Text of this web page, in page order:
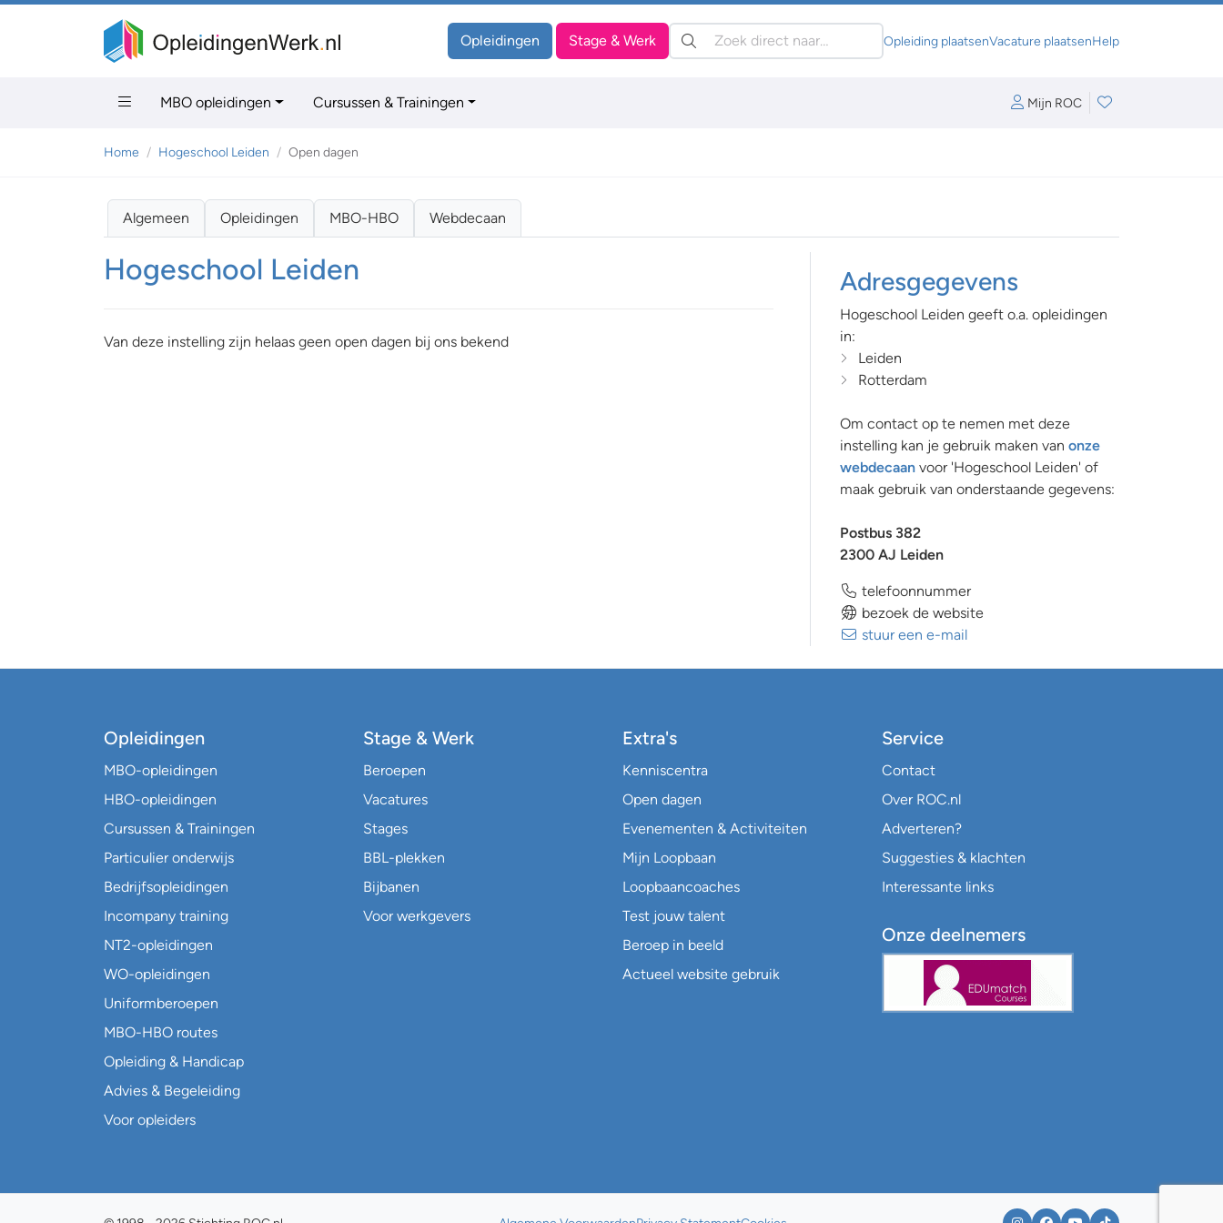
Opleidingen Stage & Werk Zoeken: Opleiding plaatsenVacature plaatsenHelp
MBO opleidingen Cursussen & Trainingen Mijn ROC
Home Hogeschool Leiden Open dagen
Algemeen Opleidingen MBO-HBO Webdecaan
Hogeschool Leiden
Van deze instelling zijn helaas geen open dagen bij ons bekend
Adresgegevens
Hogeschool Leiden geeft o.a. opleidingen
in:
Leiden
Rotterdam
Om contact op te nemen met deze
instelling kan je gebruik maken van onze
webdecaan voor 'Hogeschool Leiden' of
maak gebruik van onderstaande gegevens:
Postbus 382
2300 AJ Leiden
telefoonnummer
bezoek de website
stuur een e-mail
Opleidingen
MBO-opleidingen
HBO-opleidingen
Cursussen & Trainingen
Particulier onderwijs
Bedrijfsopleidingen
Incompany training
NT2-opleidingen
WO-opleidingen
Uniformberoepen
MBO-HBO routes
Opleiding & Handicap
Advies & Begeleiding
Voor opleiders
Stage & Werk
Beroepen
Vacatures
Stages
BBL-plekken
Bijbanen
Voor werkgevers
Extra's
Kenniscentra
Open dagen
Evenementen & Activiteiten
Mijn Loopbaan
Loopbaancoaches
Test jouw talent
Beroep in beeld
Actueel website gebruik
Service
Contact
Over ROC.nl
Adverteren?
Suggesties & klachten
Interessante links
Onze deelnemers